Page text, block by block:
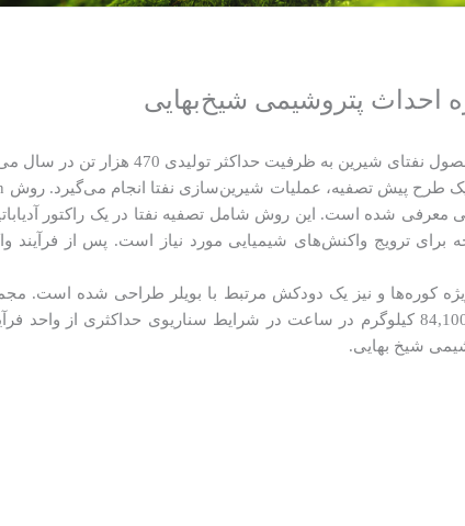
احداث پتروشیمی شیخ‌بهایی
به ظرفیت حداکثر تولیدی 470 هزار تن در سال می‌باشد.
شده است. این روش شامل تصفیه نفتا در یک راکتور
کوره‌ها و نیز یک دودکش مرتبط با بویلر طراحی شده است.
میزان 2,428 کیلوگرم در ساعت در شرایط نرمال و 84,100 کیلوگرم در ساعت در شرایط
شیخ بهایی.